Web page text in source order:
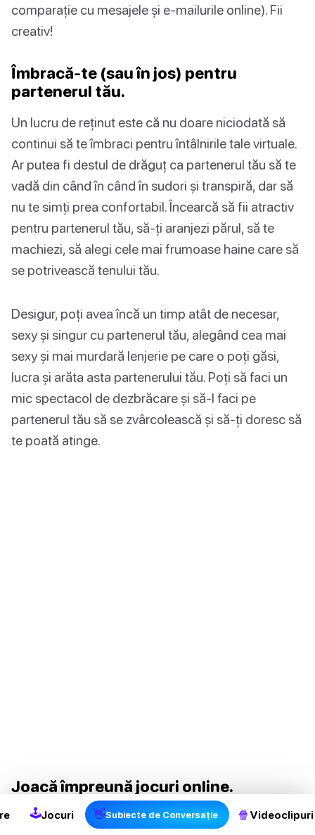
comparație cu mesajele și e-mailurile online). Fii
creativ!
Îmbracă-te (sau în jos) pentru
partenerul tău.
Un lucru de reținut este că nu doare niciodată să
continui să te îmbraci pentru întâlnirile tale virtuale.
Ar putea fi destul de drăguț ca partenerul tău să te
vadă din când în când în sudori și transpiră, dar să
nu te simți prea confortabil. Încearcă să fii atractiv
pentru partenerul tău, să-ți aranjezi părul, să te
machiezi, să alegi cele mai frumoase haine care să
se potrivească tenului tău.
Desigur, poți avea încă un timp atât de necesar,
sexy și singur cu partenerul tău, alegând cea mai
sexy și mai murdară lenjerie pe care o poți găsi,
lucra și arăta asta partenerului tău. Poți să faci un
mic spectacol de dezbrăcare și să-l faci pe
partenerul tău să se zvârcolească și să-ți doresc să
te poată atinge.
Joacă împreună jocuri online.
Sunteți amândoi amatori de jocuri online? Odată cu
🕹Jocuri 👋Subiecte de Conversație 🍿 Videoclipuri